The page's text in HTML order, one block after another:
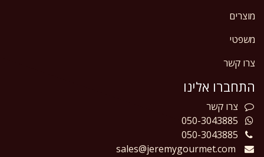
מוצרים
משפטי
צרו קשר
התחברו אלינו
צרו קשר
050-3043885
050-3043885
sales@jeremygourmet.com